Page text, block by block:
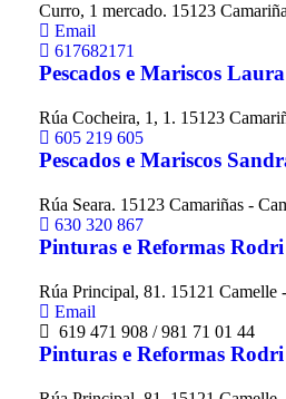
Curro, 1 mercado. 15123
Email
617682171
Pescados e Mariscos Laura
Rúa Cocheira, 1, 1. 15123
605 219 605
Pescados e Mariscos
Rúa Seara. 15123 Camariñas -
630 320 867
Pinturas e Reformas Rodri
Rúa Principal, 81. 15121 Camelle
Email
619 471 908 / 981 71 01 44
Pinturas e Reformas Rodri